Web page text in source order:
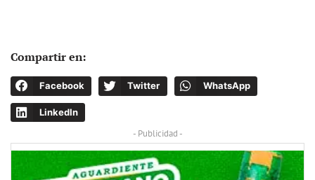
Compartir en:
Facebook Twitter WhatsApp
LinkedIn
- Publicidad -